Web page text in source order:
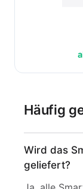
Häufig
Wird das
geliefert?